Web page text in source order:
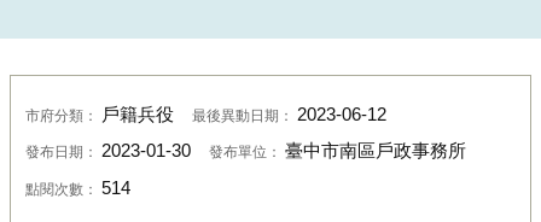
市府分類： 戶籍兵役 最後異動日期： 2023-06-12
發布日期： 2023-01-30 發布單位： 臺中市南區戶政事務所
點閱次數： 514